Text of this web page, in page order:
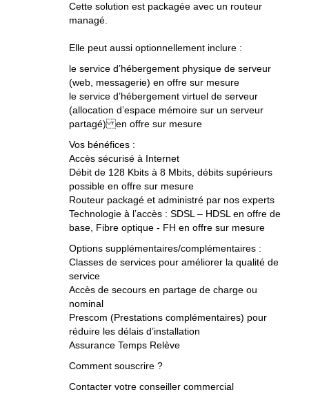
Cette solution est packagée avec un routeur
managé.
Elle peut aussi optionnellement inclure :
le service d’hébergement physique de serveur
(web, messagerie) en offre sur mesure
le service d’hébergement virtuel de serveur
(allocation d’espace mémoire sur un serveur
partagé) en offre sur mesure
Vos bénéfices :
Accès sécurisé à Internet
Débit de 128 Kbits à 8 Mbits, débits supérieurs
possible en offre sur mesure
Routeur packagé et administré par nos experts
Technologie à l’accès : SDSL – HDSL en offre de
base, Fibre optique - FH en offre sur mesure
Options supplémentaires/complémentaires :
Classes de services pour améliorer la qualité de
service
Accès de secours en partage de charge ou
nominal
Prescom (Prestations complémentaires) pour
réduire les délais d’installation
Assurance Temps Relève
Comment souscrire ?
Contacter votre conseiller commercial